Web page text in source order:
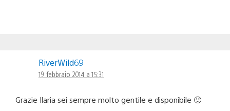
RiverWild69
19 febbraio 2014 a 15:31
Grazie Ilaria sei sempre molto gentile e disponibile 🙂